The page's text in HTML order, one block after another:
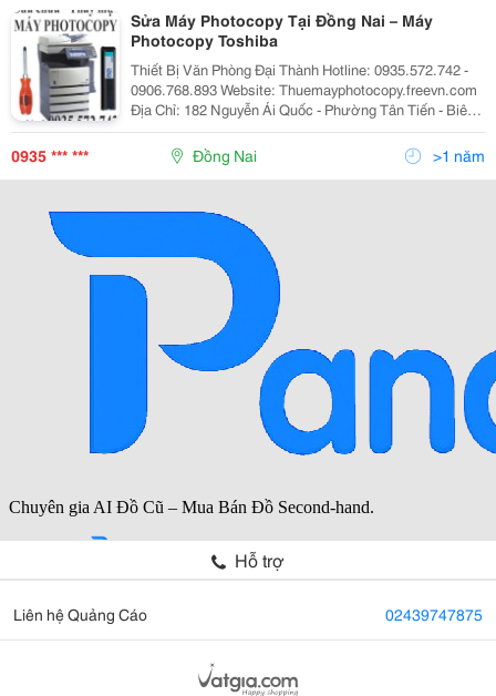
Sửa Máy Photocopy Tại Đồng Nai – Máy
Photocopy Toshiba
Thiết Bị Văn Phòng Đại Thành Hotline: 0935.572.742 -
0906.768.893 Website: Thuemayphotocopy.freevn.com
Ðịa Chỉ: 182 Nguyễn Ái Quốc - Phường Tân Tiến - Biên
Hòa Tel: 0906.768.893 - 061.3827.316 - Fax:
061.3827.316 Chi Nhánh Tp Hcm : 766 Tr
0935 *** *** Đồng Nai >1 năm
Hỗ trợ
Liên hệ Quảng Cáo 02439747875